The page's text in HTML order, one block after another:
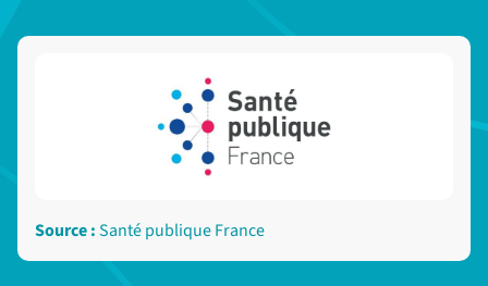
Source :Santé publique France